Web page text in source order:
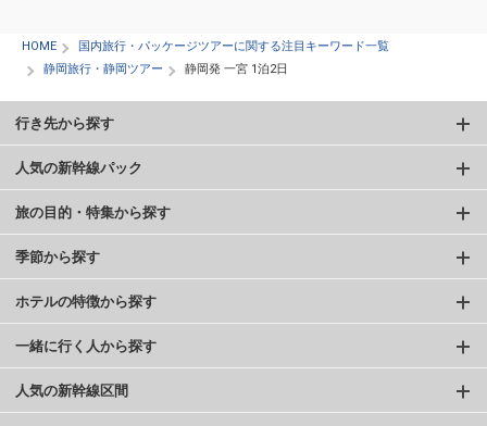
HOME
国内旅行・パッケージツアーに関する注目キーワード一覧
静岡旅行・静岡ツアー
静岡発 一宮 1泊2日
行き先から探す
人気の新幹線パック
旅の目的・特集から探す
季節から探す
ホテルの特徴から探す
一緒に行く人から探す
人気の新幹線区間